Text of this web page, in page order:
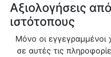
Αξιολογήσεις
ιστότοπους
Μόνο οι
σε αυτές τις